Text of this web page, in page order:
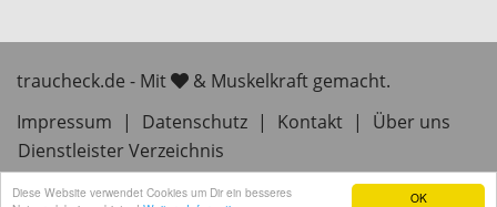
OK
Diese Website verwendet Cookies um Dir ein besseres
traucheck.de - Mit
& Muskelkraft gemacht.
Impressum
| Datenschutz | Kontakt |
Über uns
Dienstleister Verzeichnis